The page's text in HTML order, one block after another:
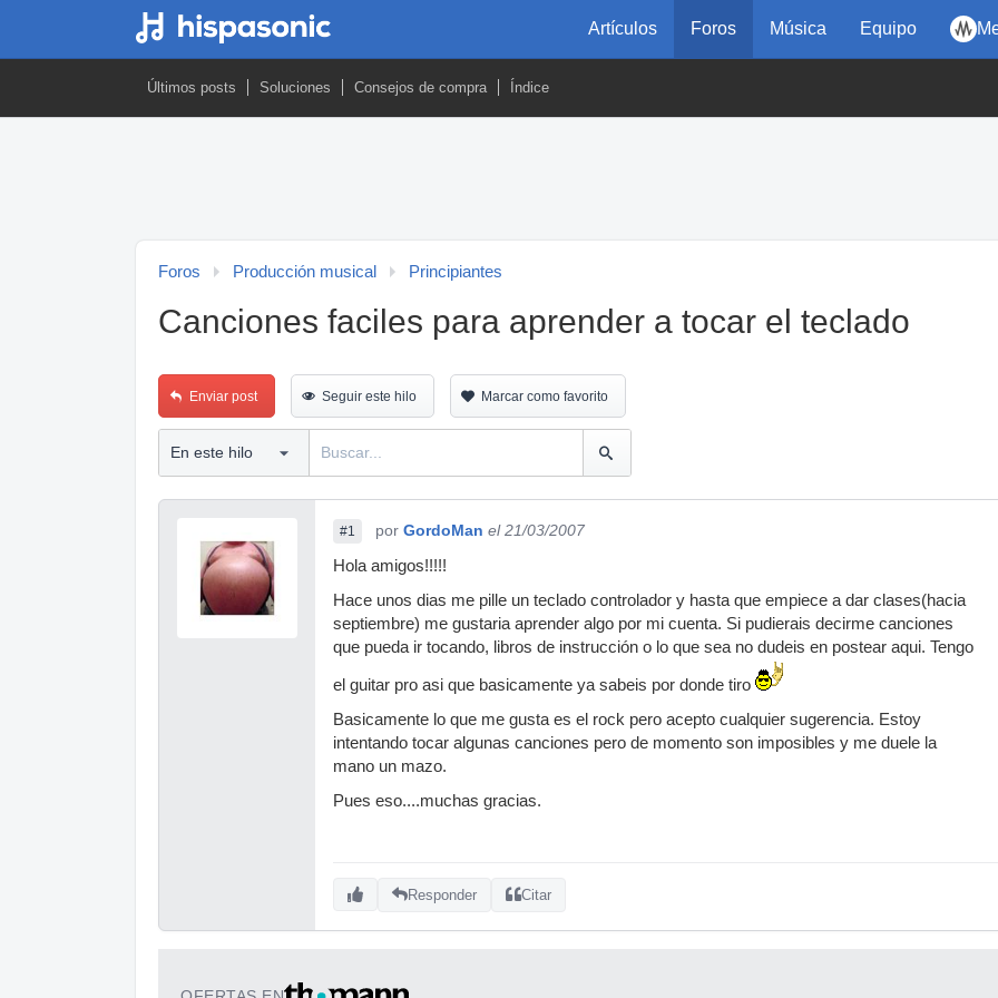
Artículos Foros Música Equipo
Últimos posts Soluciones Consejos de compra Índice
Foros Producción musical Principiantes
Canciones faciles para aprender a tocar el teclado
Enviar post Seguir este hilo Marcar como favorito
#1 por GordoMan el 21/03/2007
Hola amigos!!!!!
Hace unos dias me pille un teclado controlador y hasta que empiece a dar clases(hacia
septiembre) me gustaria aprender algo por mi cuenta. Si pudierais decirme canciones
que pueda ir tocando, libros de instrucción o lo que sea no dudeis en postear aqui. Tengo
el guitar pro asi que basicamente ya sabeis por donde tiro
Basicamente lo que me gusta es el rock pero acepto cualquier sugerencia. Estoy
intentando tocar algunas canciones pero de momento son imposibles y me duele la
mano un mazo.
Pues eso....muchas gracias.
Responder Citar